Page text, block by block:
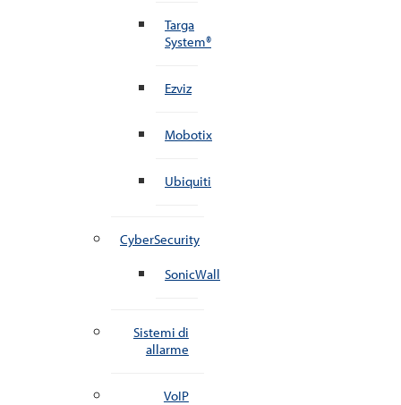
Targa
System®
Ezviz
Mobotix
Ubiquiti
CyberSecurity
SonicWall
Sistemi di
allarme
VoIP